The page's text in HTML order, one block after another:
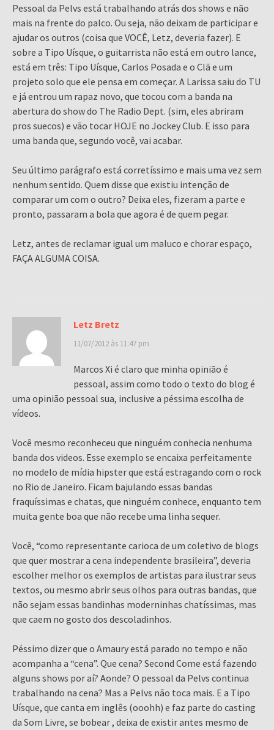
Pessoal da Pelvs está trabalhando atrás dos shows e não
mais na frente do palco. Ou seja, não deixam de participar e
ajudar os outros (coisa que VOCÊ, Letz, deveria fazer). E
sobre a Tipo Uísque, o guitarrista não está em outro lance,
está em três: Tipo Uísque, Carlos Posada e o Clã e um
projeto solo que ele pensa em começar. A Larissa saiu do TU
e já entrou um rapaz novo, que tocou com a banda na
abertura do show do The Radio Dept. (sim, eles abriram
pros suecos) e vão tocar HOJE no Jockey Club. E isso para
uma banda que, segundo você, vai acabar.
Seu último parágrafo está corretíssimo e mais uma vez sem
nenhum sentido. Quem disse que existiu intenção de
comparar um com o outro? Deixa eles, fizeram a parte e
pronto, passaram a bola que agora é de quem pegar.
Letz, antes de reclamar igual um maluco e chorar espaço,
FAÇA ALGUMA COISA.
Letz Bretz
11/07/2012 às 11:47 pm
Marcos Xi é claro que minha opinião é
pessoal, assim como todo o texto do blog é
uma opinião pessoal sua, inclusive a péssima escolha de
vídeos.
Você mesmo reconheceu que ninguém conhecia nenhuma
banda dos videos. Esse exemplo se encaixa perfeitamente
no modelo de mídia hipster que está estragando com o rock
no Rio de Janeiro. Ficam bajulando essas bandas
fraquíssimas e chatas, que ninguém conhece, enquanto tem
muita gente boa que não recebe uma linha sequer.
Você, “como representante carioca de um coletivo de blogs
que quer mostrar a cena independente brasileira”, deveria
escolher melhor os exemplos de artistas para ilustrar seus
textos, ou mesmo abrir seus olhos para outras bandas, que
não sejam essas bandinhas moderninhas chatíssimas, mas
que caem no gosto dos descoladinhos.
Péssimo dizer que o Amaury está parado no tempo e não
acompanha a “cena”. Que cena? Second Come está fazendo
alguns shows por aí? Aonde? O pessoal da Pelvs continua
trabalhando na cena? Mas a Pelvs não toca mais. E a Tipo
Uísque, que canta em inglês (ooohh) e faz parte do casting
da Som Livre, se bobear , deixa de existir antes mesmo de